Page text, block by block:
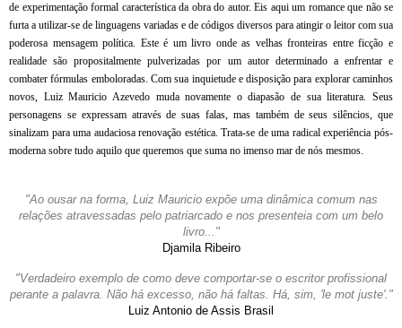
de experimentação formal característica da obra do autor. Eis aqui um romance que não se
furta a utilizar-se de linguagens variadas e de códigos diversos para atingir o leitor com sua
poderosa mensagem política. Este é um livro onde as velhas fronteiras entre ficção e
realidade são propositalmente pulverizadas por um autor determinado a enfrentar e
combater fórmulas emboloradas. Com sua inquietude e disposição para explorar caminhos
novos, Luiz Mauricio Azevedo muda novamente o diapasão de sua literatura. Seus
personagens se expressam através de suas falas, mas também de seus silêncios, que
sinalizam para uma audaciosa renovação estética. Trata-se de uma radical experiência pós-
moderna sobre tudo aquilo que queremos que suma no imenso mar de nós mesmos.
"Ao ousar na forma, Luiz Mauricio expõe uma dinâmica comum nas
relações atravessadas pelo patriarcado e nos presenteia com um belo
livro..."
Djamila Ribeiro
"Verdadeiro exemplo de como deve comportar-se o escritor profissional
perante a palavra. Não há excesso, não há faltas. Há, sim, 'le mot juste'."
Luiz Antonio de Assis Brasil